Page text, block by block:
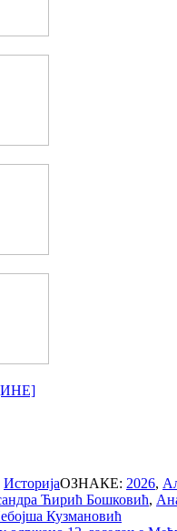
ИсторијаОЗНАКЕ: 2026,
Ћирић Бошковић,
Кузмановић